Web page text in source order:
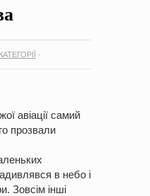
про збір ідей
·
авіації самий
прозвали
в небо і
Зовсім інші